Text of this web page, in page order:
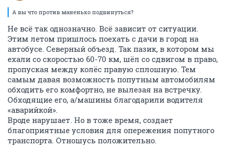
А вы что против маненько подвинуться?
Не всё так однозначно. Всё зависит от ситуации.
Этим летом пришлось поехать с дачи в город на
автобусе. Северный объезд. Так пазик, в котором мы
ехали со скоростью 60-70 км, шёл со сдвигом в право,
пропуская между колёс правую сплошную. Тем
самым давая возможность попутным автомобилям
обходить его комфортно, не вылезая на встречку.
Обходящие его, а/машины благодарили водителя
«аварийкой».
Вроде нарушает. Но в тоже время, создает
благоприятные условия для опережения попутного
транспорта. Отношусь положительно.